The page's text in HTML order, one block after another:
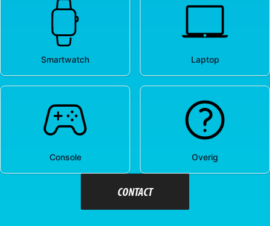
CONTACT